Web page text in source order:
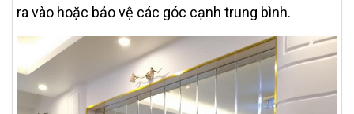
ra vào hoặc bảo vệ các góc cạnh trung bình.